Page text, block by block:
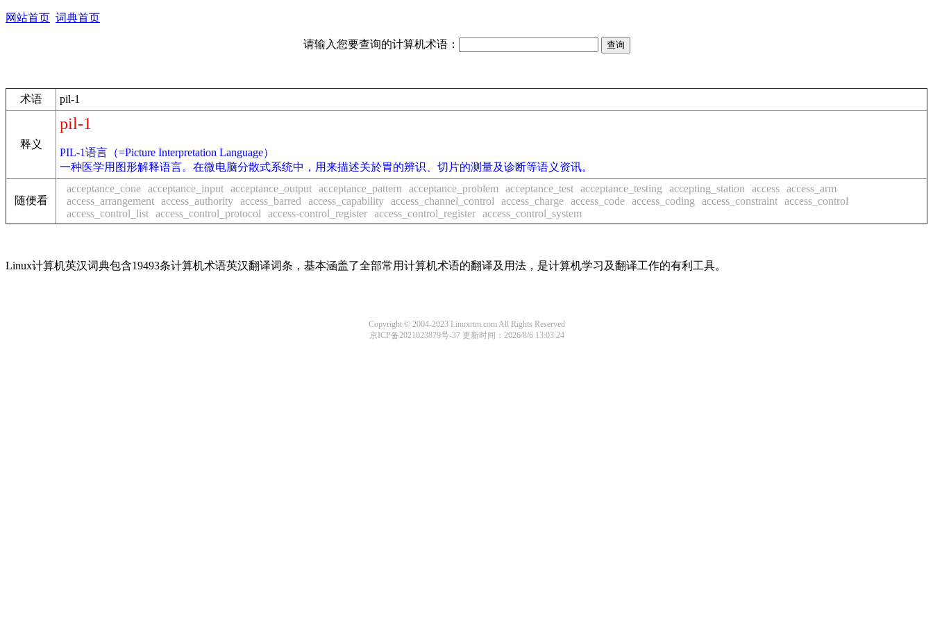
网站首页 词典首页
请输入您要查询的计算机术语：
术语 pil-1
释义
pil-1
PIL-1语言（=Picture Interpretation Language）
一种医学用图形解释语言。在微电脑分散式系统中，用来描述关於胃的辨识、切片的测量及诊断等语义资讯。
随便看
acceptance_cone acceptance_input acceptance_output acceptance_pattern acceptance_problem acceptance_test acceptance_testing accepting_station access access_arm
access_arrangement access_authority access_barred access_capability access_channel_control access_charge access_code access_coding access_constraint access_control
access_control_list access_control_protocol access-control_register access_control_register access_control_system
Linux计算机英汉词典包含19493条计算机术语英汉翻译词条，基本涵盖了全部常用计算机术语的翻译及用法，是计算机学习及翻译工作的有利工具。
Copyright © 2004-2023 Linuxrtm.com All Rights Reserved
京ICP备2021023879号-37更新时间：2026/8/6 13:03:24